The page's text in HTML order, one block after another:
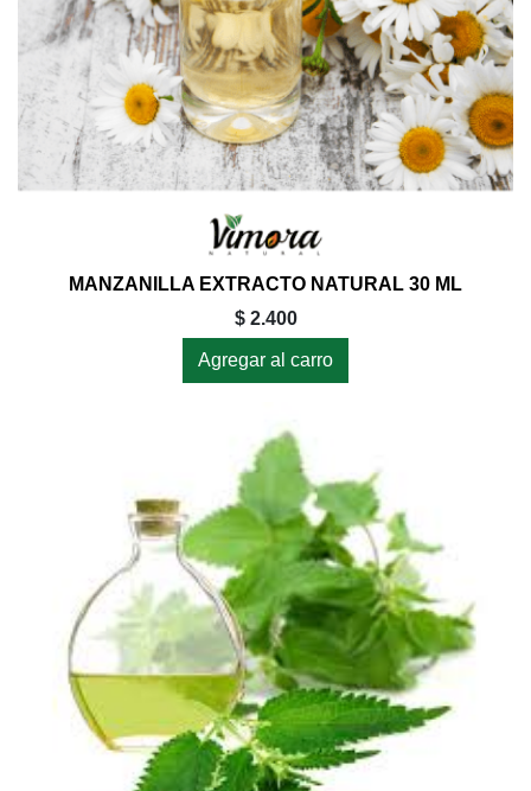
MANZANILLA EXTRACTO NATURAL 30 ML
$ 2.400
Agregar al carro